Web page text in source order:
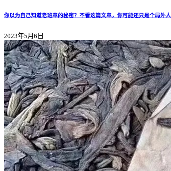
你以为自己知道老班章的秘密？不看这篇文章，你可能还只是个局外人
2023年5月6日